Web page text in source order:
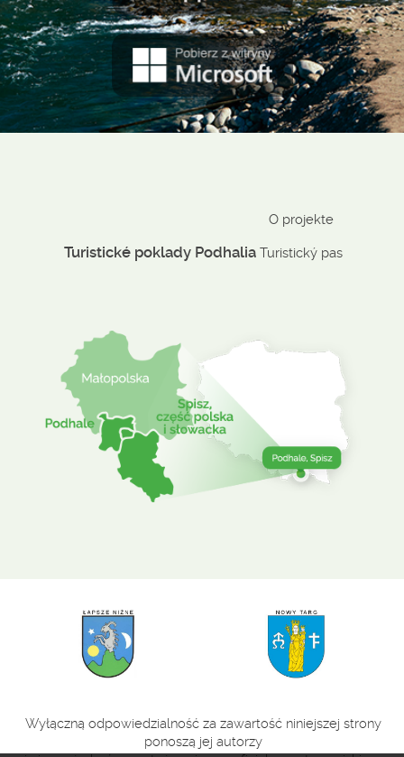
Turistické poklady Podhalia
O projekte
Turistický pas
Wyłączną odpowiedzialność za zawartość niniejszej strony
ponoszą jej autorzy